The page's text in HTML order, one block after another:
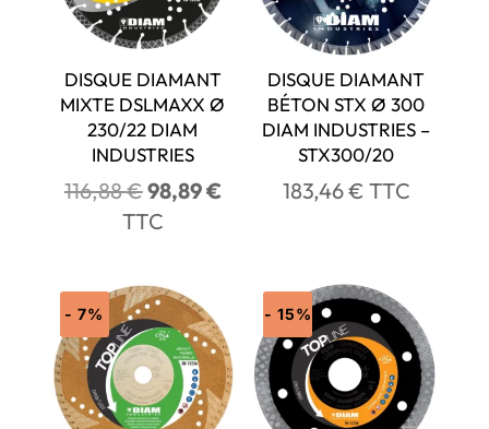
DISQUE DIAMANT
MIXTE DSLMAXX Ø
230/22 DIAM
INDUSTRIES
116,88€Le
prix
116,88 €.
98,89€Le
98,89 €.
TTC
DISQUE DIAMANT
BÉTON STX Ø 300
DIAM INDUSTRIES –
STX300/20
183,46€ TTC
- 7% - 15%